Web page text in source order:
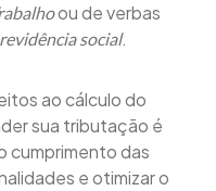
ou de verbas
social.
ao cálculo do
sua tributação é
cumprimento das
e otimizar o